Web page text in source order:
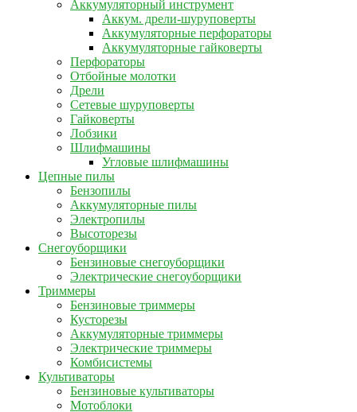
Аккумуляторный инструмент
Аккум. дрели-шуруповерты
Аккумуляторные перфораторы
Аккумуляторные гайковерты
Перфораторы
Отбойные молотки
Дрели
Сетевые шуруповерты
Гайковерты
Лобзики
Шлифмашины
Угловые шлифмашины
Цепные пилы
Бензопилы
Аккумуляторные пилы
Электропилы
Высоторезы
Снегоуборщики
Бензиновые снегоуборщики
Электрические снегоуборщики
Триммеры
Бензиновые триммеры
Кусторезы
Аккумуляторные триммеры
Электрические триммеры
Комбисистемы
Культиваторы
Бензиновые культиваторы
Мотоблоки